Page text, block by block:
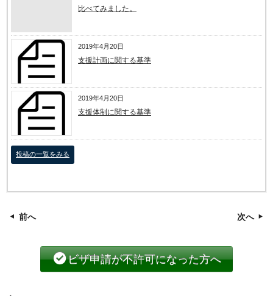
比べてみました。
2019年4月20日
支援計画に関する基準
2019年4月20日
支援体制に関する基準
投稿の一覧をみる
前へ 次へ
ビザ申請が不許可になった方へ